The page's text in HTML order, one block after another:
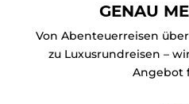
GENAU
Von Abenteuerreisen
zu Luxusrundreisen –
Angebot